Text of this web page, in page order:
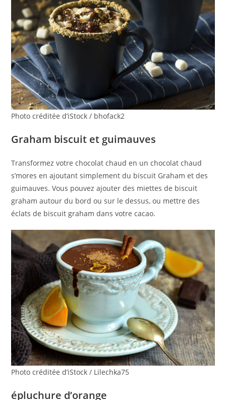
Photo créditée d’iStock / bhofack2
Graham biscuit et guimauves
Transformez votre chocolat chaud en un chocolat chaud
s’mores en ajoutant simplement du biscuit Graham et des
guimauves. Vous pouvez ajouter des miettes de biscuit
graham autour du bord ou sur le dessus, ou mettre des
éclats de biscuit graham dans votre cacao.
Photo créditée d’iStock / Lilechka75
épluchure d’orange